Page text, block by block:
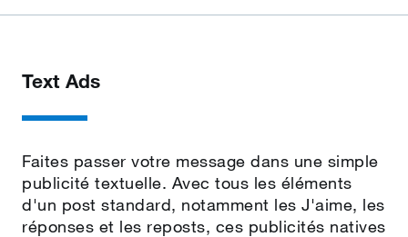
Text Ads
Faites passer votre message dans une simple
publicité textuelle. Avec tous les éléments
d'un post standard, notamment les J'aime, les
réponses et les reposts, ces publicités natives